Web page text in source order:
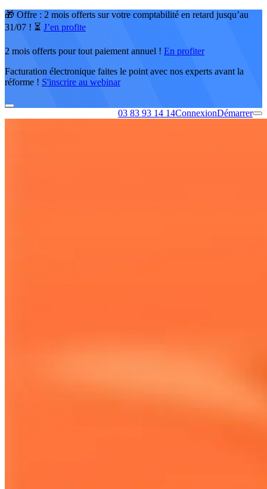
🎁 Offre : 2 mois offerts sur votre comptabilité en retard jusqu’au
31/07 ! ⏳ J’en profite
2 mois offerts pour tout paiement annuel ! En profiter
Facturation électronique faites le point avec nos experts avant la
réforme ! S'inscrire au webinar
03 83 93 14 14ConnexionDémarrer